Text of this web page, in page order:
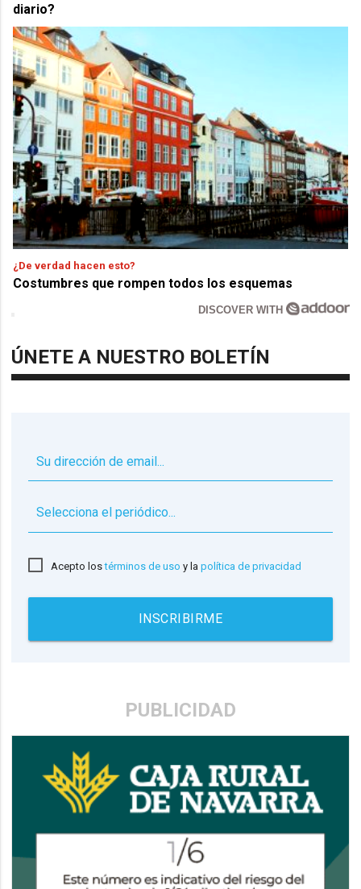
diario?
¿De verdad hacen esto?
Costumbres que rompen todos los esquemas
DISCOVER WITH
ÚNETE A NUESTRO BOLETÍN
Acepto lostérminos de uso y lapolítica de privacidad
INSCRIBIRME
PUBLICIDAD